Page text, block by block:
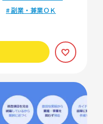
# 副業・兼業ＯＫ